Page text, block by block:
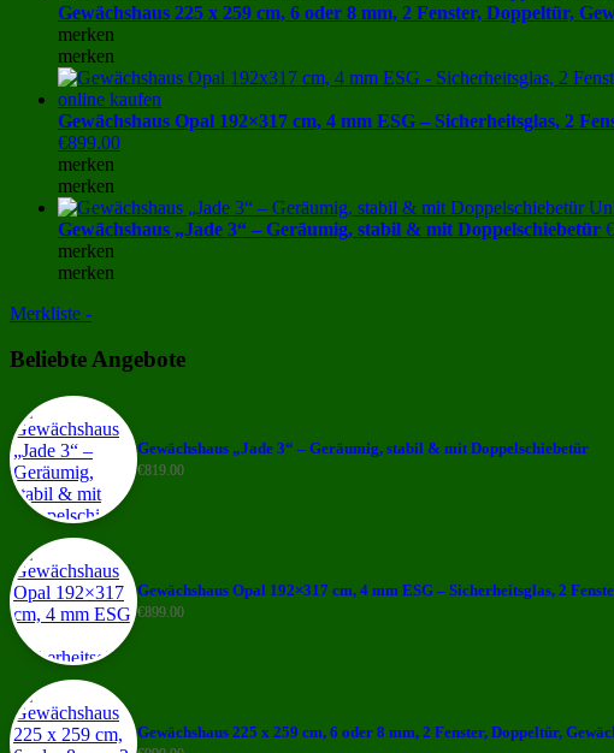
Gewächshaus 225 x 259 cm, 6 oder 8 mm, 2 Fenster, Doppeltür,
merken
merken
Gewächshaus Opal 192×317 cm, 4 mm ESG – Sicherheitsglas, 2
€899.00
merken
merken
Gewächshaus „Jade 3“ – Geräumig, stabil & mit Doppelschiebetür €
merken
merken
Merkliste -
Beliebte Angebote
Gewächshaus „Jade 3“ – Geräumig, stabil & mit Doppelschiebetür
€819.00
Gewächshaus Opal 192×317 cm, 4 mm ESG – Sicherheitsglas, 2
€899.00
Gewächshaus 225 x 259 cm, 6 oder 8 mm, 2 Fenster, Doppeltür,